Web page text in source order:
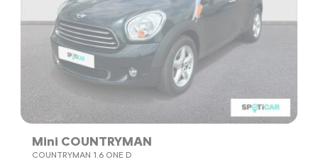
Mini COUNTRYMAN
COUNTRYMAN 1.6 ONE D